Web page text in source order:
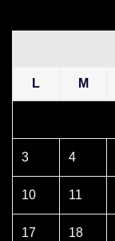
L M
3 4
10 11
17 18